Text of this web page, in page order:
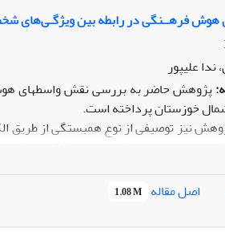
فرهــنگی در رابطه بین ویژگـی‌های
ندا علیپور
پژوهش حاضر به بررسی نقش واسطه­ای
خوزستان پرداخته است.
که از بین جامعه دانشجویان
استفاده شد. تحلیل داده­ها توسط روش
غیر معنی­دار و ارائه الگوی نهایی
اصل مقاله 1.08 M